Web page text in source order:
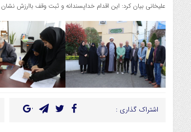
علیخانی بیان کرد: این اقدام خداپسندانه و ثبت وقف باارزش
اشتراک گذاری :